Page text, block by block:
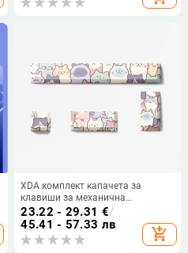
XDA комплект капачета за
клавиши за механична
клавиатура, PBT сублимация,
непрозрачни клавиши Space и
Enter
23.22 - 29.31 €/
45.41 - 57.33 лв
add_shopping_cart